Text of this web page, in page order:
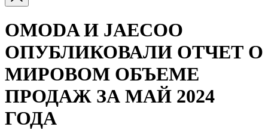
OMODA И JAECOO
ОПУБЛИКОВАЛИ ОТЧЕТ О
МИРОВОМ ОБЪЕМЕ
ПРОДАЖ ЗА МАЙ 2024
ГОДА